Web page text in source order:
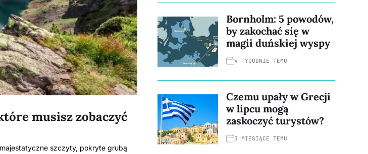
musisz zobaczyć
szczyty, pokryte grubą
Bornholm: 5 powodów,
by zakochać się w
magii duńskiej wyspy
4 TYGODNIE TEMU
Czemu upały w Grecji
w lipcu mogą
zaskoczyć turystów?
3 MIESIĄCE TEMU